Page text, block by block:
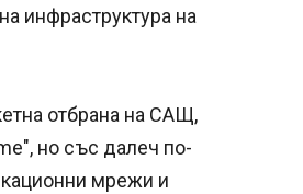
инфраструктура на
отбрана на САЩ,
но със далеч по-
мрежи и